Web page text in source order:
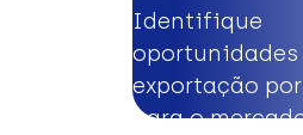
Identifique
oportunidades
exportação
para o